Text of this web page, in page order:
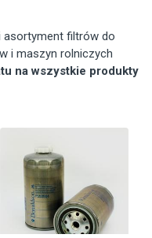
asortyment filtrów do
i maszyn rolniczych
na wszystkie produkty